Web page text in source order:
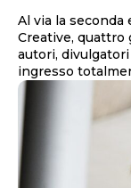
Al via la seconda
Creative,
autori,
ingresso